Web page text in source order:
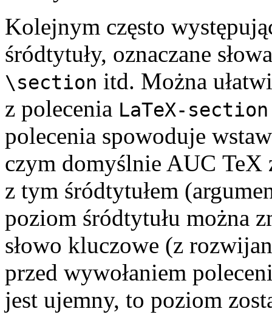
Kolejnym często
śródtytuły, oznaczane
\section itd. Można
z polecenia LaTeX-section
polecenia spowoduje
czym domyślnie AUC TeX
z tym śródtytułem
poziom śródtytułu można
słowo kluczowe (z
przed wywołaniem
jest ujemny, to poziom